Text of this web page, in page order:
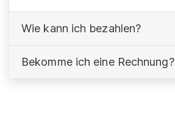
Wie kann ich bezahlen?
Bekomme ich eine Rechnung?